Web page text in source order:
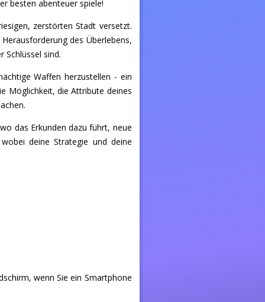
besten abenteuer spiele!
zerstörten Stadt versetzt.
des Überlebens,
Schlüssel sind.
Waffen herzustellen - ein
Möglichkeit, die Attribute deines
das Erkunden dazu führt, neue
deine Strategie und deine
wenn Sie ein Smartphone